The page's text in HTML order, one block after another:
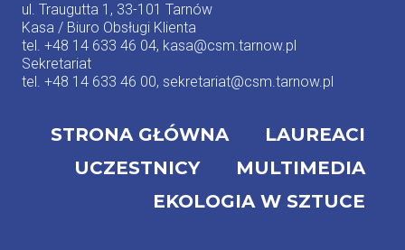
ul. Traugutta 1, 33-101 Tarnów
Kasa / Biuro Obsługi Klienta
tel. +48 14 633 46 04, kasa@csm.tarnow.pl
Sekretariat
tel. +48 14 633 46 00, sekretariat@csm.tarnow.pl
STRONA GŁÓWNA
LAUREACI
UCZESTNICY
MULTIMEDIA
EKOLOGIA W SZTUCE